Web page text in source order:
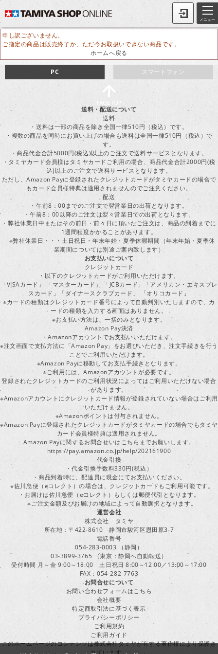
メニュー
申し訳ございません。
ご指定の商品は販売終了か、ただ今お取扱いできない商品です。
ホームへ戻る
スマートフォン
PC
送料・配送について
送料
・送料は一部の商品を除き全国一律510円（税込）です。
・複数の商品を同時にお買い上げの場合も送料は全国一律510円（税込）で
す。
・商品代金合計5000円(税込)以上のご注文で送料サービスとなります。
・タミヤカード会員様はタミヤカードご利用の場合、商品代金合計2000円(税
込)以上のご注文で送料サービスとなります。
ただし、Amazon Payに登録されたクレジットカードがタミヤカードの場合で
もカード会員様特典は適用されませんのでご注意ください。
配送
・午前8：00までのご注文で翌営業日の出荷となります。
・午前8：00以降のご注文は翌々営業日での出荷となります。
・弊社休業日中またはその前日・前々日に頂いたご注文は、商品の到着までに
1週間程度かかることがあります。
※弊社休業日・・・土日祝日・年末年始・夏季休暇期間（年末年始・夏季休
業期間については別途ご案内致します）
お支払いについて
クレジットカード
・以下のクレジットカードがご利用いただけます。
「VISAカード」 「マスターカード」 「JCBカード」「アメリカン・エキスプレ
スカード」「ダイナースクラブカード」 「オリコカード」
※カードの種類はクレジットカード番号によって自動判別いたしますので、カ
ードの種類を入力する画面はありません。
※お支払い方法は、一括のみとなります。
Amazon Pay決済
・Amazonアカウントでお支払いいただけます。
※注文画面で支払方法に「Amazon Pay」をお選びいただき、注文手続きを行う
ことでご利用いただけます。
※Amazon Payに移動してお支払手続きとなります。
※ご利用には、Amazonアカウントが必要です。
登録されたクレジットカードのご利用状況によってはご利用いただけない場合
があります。
※Amazonアカウントにクレジットカード情報が登録されていない場合はご利用
いただけません。
※Amazonポイントは付与されません。
※Amazon Payに登録されたクレジットカードがタミヤカードの場合でもタミヤ
カード会員様特典は適用されません。
Amazon Payに関するお問合せいはこちらまでお願いします。
https://pay.amazon.co.jp/help/202161900
代金引換
・代金引換手数料330円(税込）
・商品到着時に、配達員に現金にてお支払いください。
※佐川急便（eコレクト）の場合は、クレジットカードもご利用可能です。
・お届けは佐川急便（eコレクト）もしくは郵便代引となります。
※ご注文金額及びお届けの地域によって自動選択となります。
運営会社
株式会社 タミヤ
所在地：〒422-8610 静岡市駿河区恩田原3-7
電話番号
054-283-0003 （静岡）
03-3899-3765 （東京：静岡へ自動転送）
受付時間 月～金 9:00～18:00 土日祝日 8:00～12:00／13:00～17:00
FAX：054-282-7763
お問合せについて
お問い合わせフォームはこちら
会社概要
特定商取引法に基づく表示
プライバシーポリシー
ご利用規約
ご利用ガイド
このホームページのコンテンツは株式会社タミヤが有する著作権により保護さ
れています。